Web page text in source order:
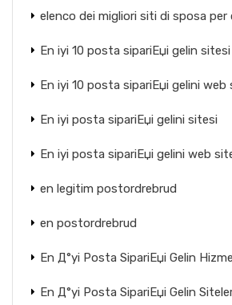
elenco dei migliori siti di sposa per
En iyi 10 posta sipariЕџi gelin sitesi
En iyi 10 posta sipariЕџi gelini web
En iyi posta sipariЕџi gelini sitesi
En iyi posta sipariЕџi gelini web
en legitim postordrebrud
en postordrebrud
En Д°yi Posta SipariЕџi Gelin
En Д°yi Posta SipariЕџi Gelin